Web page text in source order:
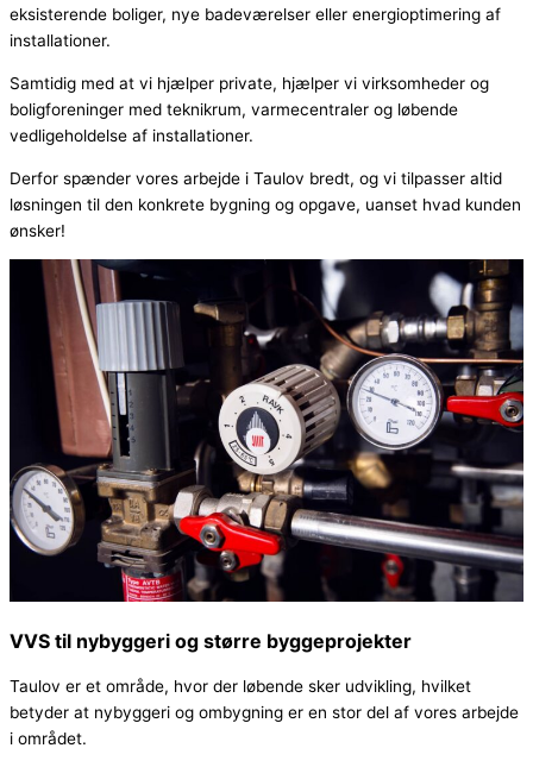
eksisterende boliger, nye badeværelser eller energioptimering af
installationer.
Samtidig med at vi hjælper private, hjælper vi virksomheder og
boligforeninger med teknikrum, varmecentraler og løbende
vedligeholdelse af installationer.
Derfor spænder vores arbejde i Taulov bredt, og vi tilpasser altid
løsningen til den konkrete bygning og opgave, uanset hvad kunden
ønsker!
VVS til nybyggeri og større byggeprojekter
Taulov er et område, hvor der løbende sker udvikling, hvilket
betyder at nybyggeri og ombygning er en stor del af vores arbejde
i området.